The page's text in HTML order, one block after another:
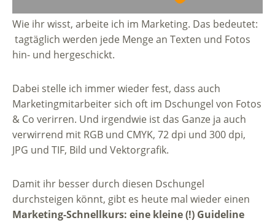
Wie ihr wisst, arbeite ich im Marketing. Das bedeutet:
tagtäglich werden jede Menge an Texten und Fotos
hin- und hergeschickt.
Dabei stelle ich immer wieder fest, dass auch
Marketingmitarbeiter sich oft im Dschungel von Fotos
& Co verirren. Und irgendwie ist das Ganze ja auch
verwirrend mit RGB und CMYK, 72 dpi und 300 dpi,
JPG und TIF, Bild und Vektorgrafik.
Damit ihr besser durch diesen Dschungel
durchsteigen könnt, gibt es heute mal wieder einen
Marketing-Schnellkurs: eine kleine (!) Guideline